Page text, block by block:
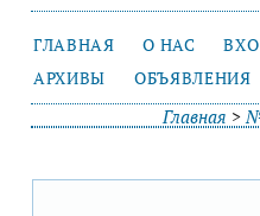
ГЛАВНАЯ О НАС
АРХИВЫ
ОБЪЯВЛЕНИЯ
Главная >№